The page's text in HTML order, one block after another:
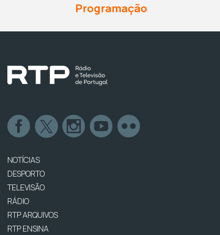
Programação
NOTÍCIAS
DESPORTO
TELEVISÃO
RÁDIO
RTP ARQUIVOS
RTP ENSINA